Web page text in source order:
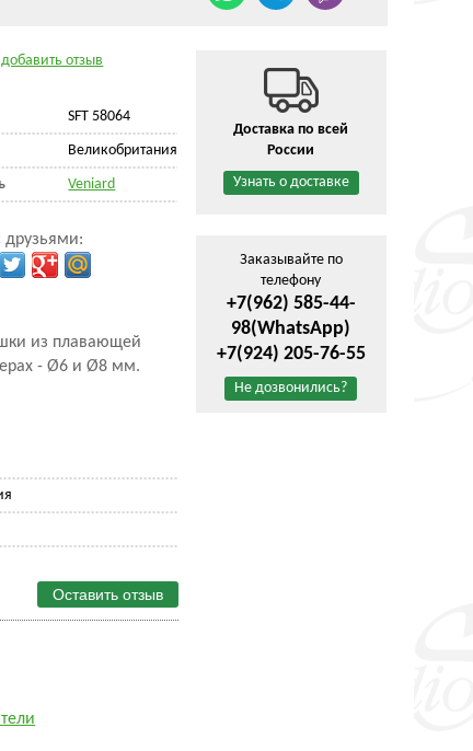
добавить отзыв
SFT 58064
Великобритания
Veniard
друзьями:
из плавающей
- Ø6 и Ø8 мм.
Оставить отзыв
Доставка по всей
России
Узнать о доставке
Заказывайте по
телефону
+7(962) 585-44-
98(WhatsApp)
+7(924) 205-76-55
Не дозвонились?